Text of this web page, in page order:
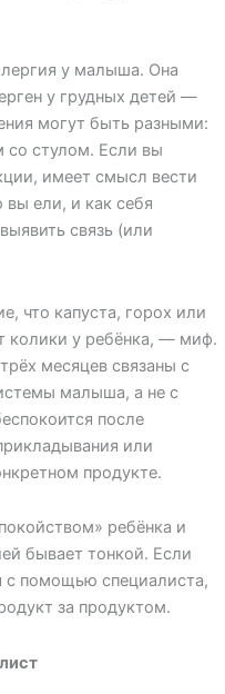
у малыша. Она
у грудных детей —
могут быть разными:
стулом. Если вы
имеет смысл вести
вы ели, и как себя
связь (или
что капуста, горох или
колики у ребёнка, — миф.
месяцев связаны с
малыша, а не с
после
или
продукте.
ребёнка и
бывает тонкой. Если
с помощью специалиста,
за продуктом.